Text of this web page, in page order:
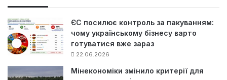
ЄС посилює контроль за пакуванням:
чому українському бізнесу варто
готуватися вже зараз
22.06.2026
Мінекономіки змінило критерії для